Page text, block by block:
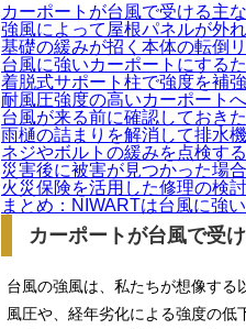
カーポートが台風で受ける主
強風によって屋根パネルが外
基礎の緩みが招く本体の転倒
台風に強いカーポートにする
着脱式サポート柱で強度を補
耐風圧強度の高いカーポート
台風が来る前に確認しておき
雨樋の詰まりを解消して排水
ネジやボルトの緩みを点検する
災害後に被害が見つかった場
火災保険を活用した修理の検討
まとめ：NIWARTは台風に強
カーポートが台風で受
台風の強風は、私たちが想像する
風圧や、経年劣化による強度の低